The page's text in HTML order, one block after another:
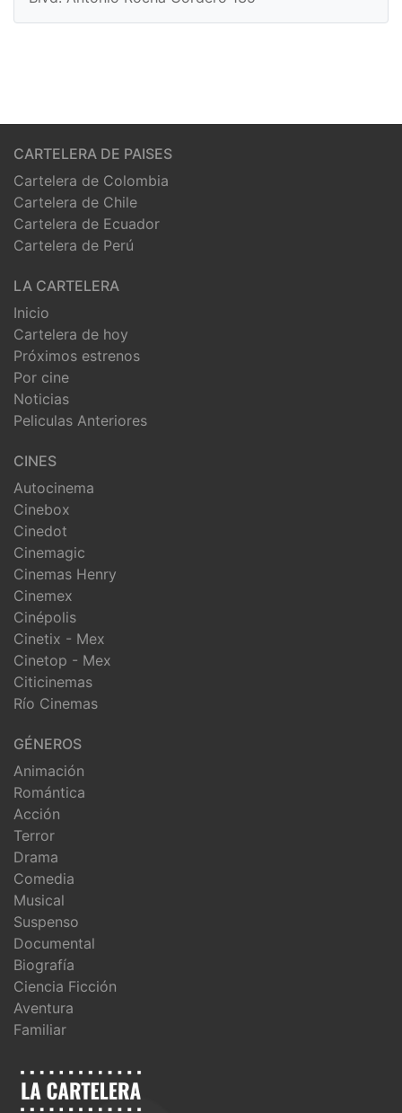
CARTELERA DE PAISES
Cartelera de Colombia
Cartelera de Chile
Cartelera de Ecuador
Cartelera de Perú
LA CARTELERA
Inicio
Cartelera de hoy
Próximos estrenos
Por cine
Noticias
Peliculas Anteriores
CINES
Autocinema
Cinebox
Cinedot
Cinemagic
Cinemas Henry
Cinemex
Cinépolis
Cinetix - Mex
Cinetop - Mex
Citicinemas
Río Cinemas
GÉNEROS
Animación
Romántica
Acción
Terror
Drama
Comedia
Musical
Suspenso
Documental
Biografía
Ciencia Ficción
Aventura
Familiar